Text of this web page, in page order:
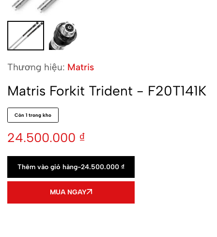
Thương hiệu: Matris
Matris Forkit Trident - F20T141K
Còn 1 trong kho
24.500.000 ₫
Thêm vào giỏ hàng-24.500.000 ₫
MUA NGAY